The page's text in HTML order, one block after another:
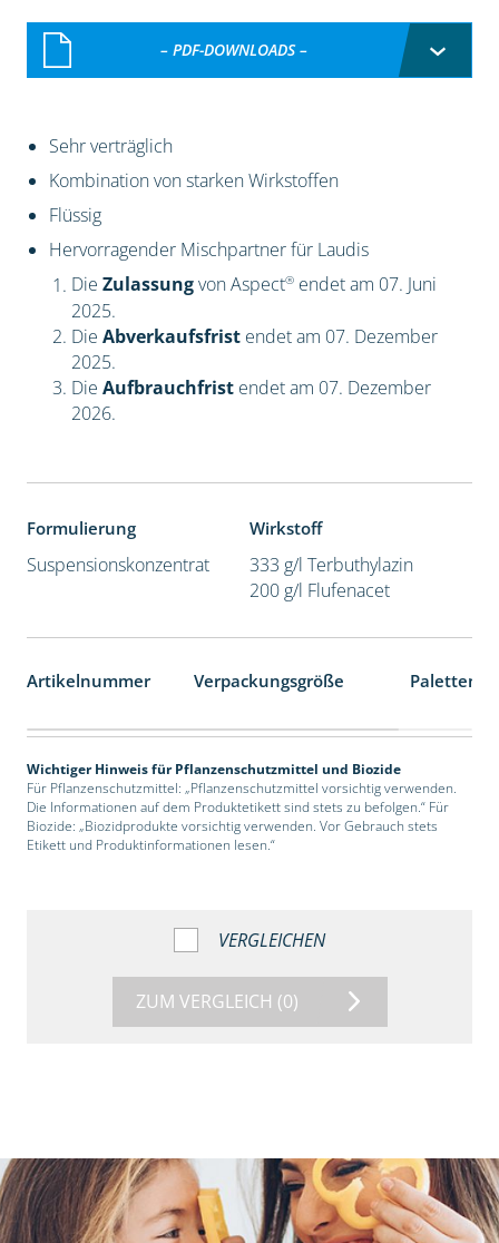
– PDF-DOWNLOADS –
Sehr verträglich
Kombination von starken Wirkstoffen
Flüssig
Hervorragender Mischpartner für Laudis
Die Zulassungvon Aspect®endet am 07. Juni
2025.
Die Abverkaufsfrist endet am 07. Dezember
2025.
Die Aufbrauchfrist endet am 07. Dezember
2026.
Formulierung
Suspensionskonzentrat
Wirkstoff
333 g/l Terbuthylazin
200 g/l Flufenacet
Artikelnummer Verpackungsgröße
Wichtiger Hinweis für Pflanzenschutzmittel und Biozide
Für Pflanzenschutzmittel: „Pflanzenschutzmittel vorsichtig verwenden.
Die Informationen auf dem Produktetikett sind stets zu befolgen.“ Für
Biozide: „Biozidprodukte vorsichtig verwenden. Vor Gebrauch stets
Etikett und Produktinformationen lesen.“
VERGLEICHEN
ZUM VERGLEICH (0)